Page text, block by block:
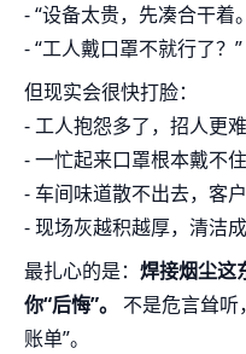
- “设备太贵，先凑合干着
- “工人戴口罩不就行了？”
但现实会很快打脸：
- 工人抱怨多了，招人更难
- 一忙起来口罩根本戴不
- 车间味道散不出去，客
- 现场灰越积越厚，清洁
最扎心的是： 焊接烟尘这
你“后悔”。
不是危言耸听
账单”。